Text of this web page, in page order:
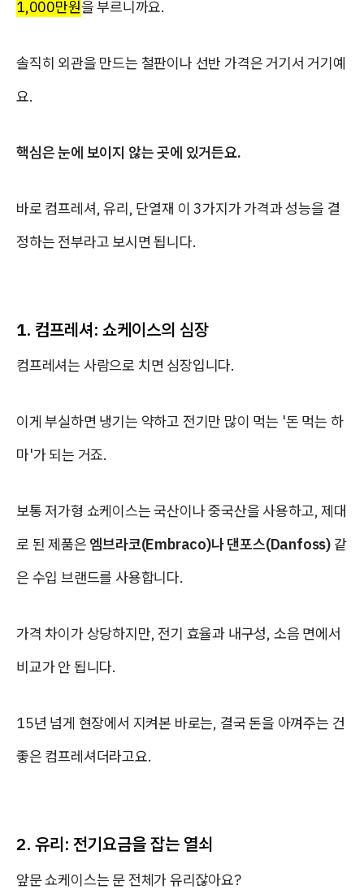
1,000만원을 부르니까요.
솔직히 외관을 만드는 철판이나 선반 가격은 거기서 거기예
요.
핵심은 눈에 보이지 않는 곳에 있거든요.
바로 컴프레셔, 유리, 단열재 이 3가지가 가격과 성능을 결
정하는 전부라고 보시면 됩니다.
1. 컴프레셔: 쇼케이스의 심장
컴프레셔는 사람으로 치면 심장입니다.
이게 부실하면 냉기는 약하고 전기만 많이 먹는 '돈 먹는 하
마'가 되는 거죠.
보통 저가형 쇼케이스는 국산이나 중국산을 사용하고, 제대
로 된 제품은 엠브라코(Embraco)나 댄포스(Danfoss) 같
은 수입 브랜드를 사용합니다.
가격 차이가 상당하지만, 전기 효율과 내구성, 소음 면에서
비교가 안 됩니다.
15년 넘게 현장에서 지켜본 바로는, 결국 돈을 아껴주는 건
좋은 컴프레셔더라고요.
2. 유리: 전기요금을 잡는 열쇠
앞문 쇼케이스는 문 전체가 유리잖아요?